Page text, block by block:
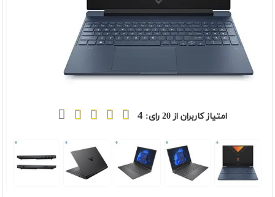
امتیاز کاربران از20 رای:4